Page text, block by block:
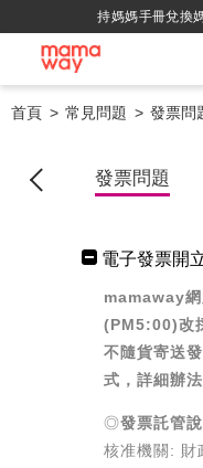
持媽媽手冊兌換
首頁 常見問題 發票問
保固 發票問題
電子發票開
mamaway
(PM5:00)改
不隨貨寄送
式，詳細辦
◎發票託管
核准機關: 財